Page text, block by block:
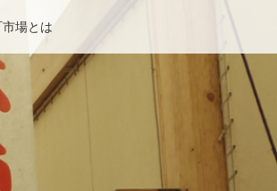
場とは